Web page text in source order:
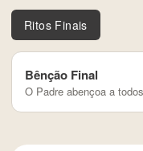
Ritos Finais
Bênção Final
O Padre abençoa a todos